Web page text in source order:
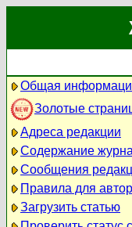
Общая
Золотые
Адреса редакции
Содержание
Сообщения
Правила для
Загрузить статью